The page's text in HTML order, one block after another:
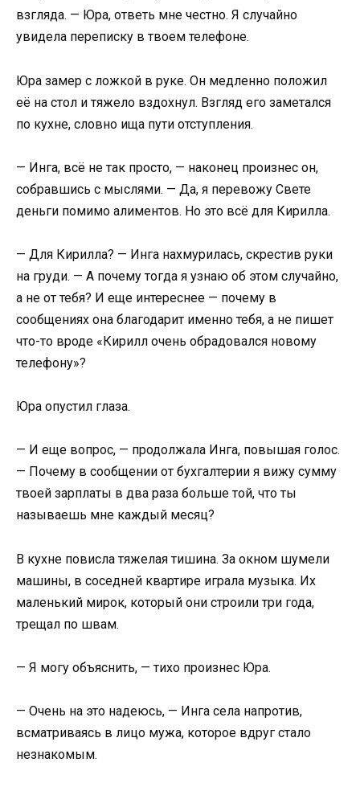
взгляда. — Юра, ответь мне честно. Я случайно
увидела переписку в твоем телефоне.
Юра замер с ложкой в руке. Он медленно положил
её на стол и тяжело вздохнул. Взгляд его заметался
по кухне, словно ища пути отступления.
— Инга, всё не так просто, — наконец произнес он,
собравшись с мыслями. — Да, я перевожу Свете
деньги помимо алиментов. Но это всё для Кирилла.
— Для Кирилла? — Инга нахмурилась, скрестив руки
на груди. — А почему тогда я узнаю об этом случайно,
а не от тебя? И еще интереснее — почему в
сообщениях она благодарит именно тебя, а не пишет
что-то вроде «Кирилл очень обрадовался новому
телефону»?
Юра опустил глаза.
— И еще вопрос, — продолжала Инга, повышая голос.
— Почему в сообщении от бухгалтерии я вижу сумму
твоей зарплаты в два раза больше той, что ты
называешь мне каждый месяц?
В кухне повисла тяжелая тишина. За окном шумели
машины, в соседней квартире играла музыка. Их
маленький мирок, который они строили три года,
трещал по швам.
— Я могу объяснить, — тихо произнес Юра.
— Очень на это надеюсь, — Инга села напротив,
всматриваясь в лицо мужа, которое вдруг стало
незнакомым.